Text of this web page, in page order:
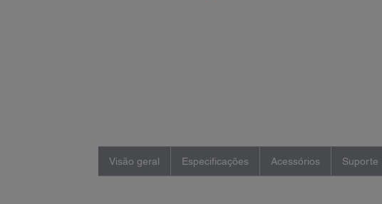
Visão geral Especificações Acessórios Suporte